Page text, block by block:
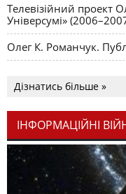
Телевізійний проект
Універсумі»
Олег К. Романчук.
Дізнатись більше »
ІНФОРМАЦІЙНІ